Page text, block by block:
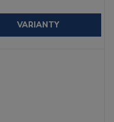
VARIANTY